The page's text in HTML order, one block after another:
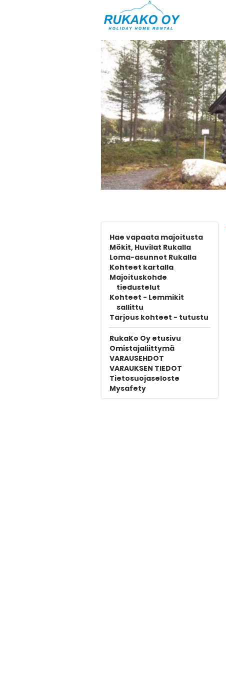
Hae vapaata majoitusta
Mökit, Huvilat Rukalla
Loma-asunnot Rukalla
Kohteet kartalla
Majoituskohde
tiedustelut
Kohteet - Lemmikit
sallittu
Tarjous kohteet - tutustu
RukaKo Oy etusivu
Omistajaliittymä
VARAUSEHDOT
VARAUKSEN TIEDOT
Tietosuojaseloste
Mysafety